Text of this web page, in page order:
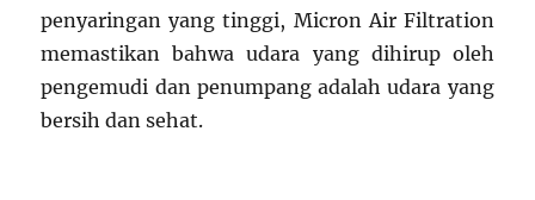
penyaringan yang tinggi, Micron Air Filtration
memastikan bahwa udara yang dihirup oleh
pengemudi dan penumpang adalah udara yang
bersih dan sehat.